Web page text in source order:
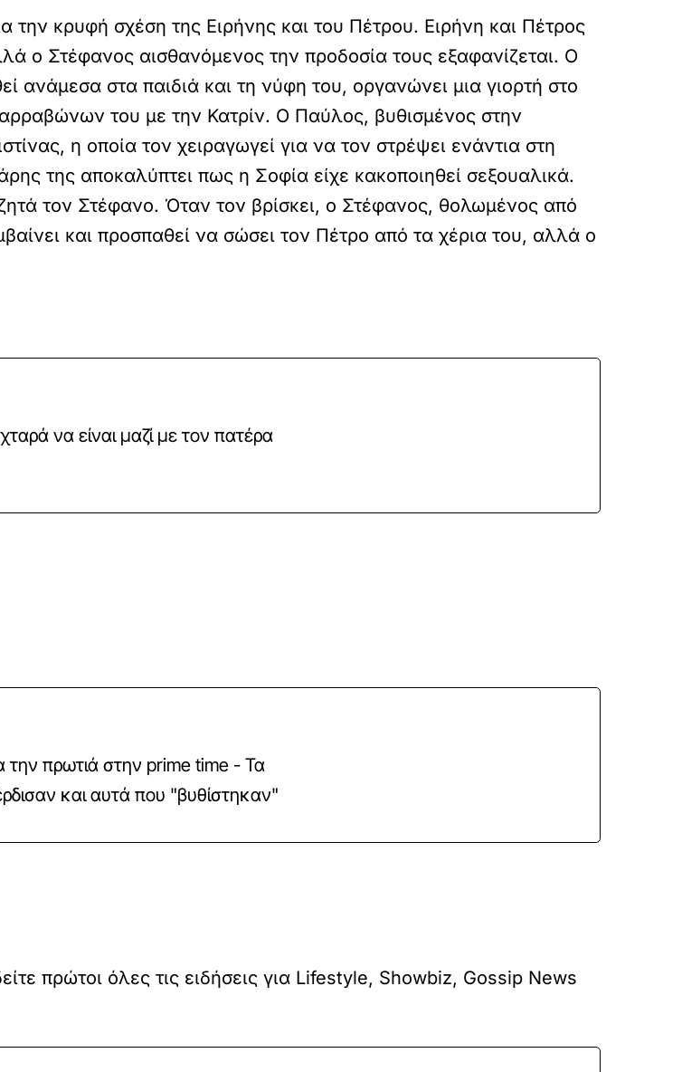
κρυφή σχέση της Ειρήνης και του Πέτρου. Ειρήνη και Πέτρος
ο Στέφανος αισθανόμενος την προδοσία τους εξαφανίζεται. Ο
ανάμεσα στα παιδιά και τη νύφη του, οργανώνει μια γιορτή στο
αρραβώνων του με την Κατρίν. Ο Παύλος, βυθισμένος στην
η οποία τον χειραγωγεί για να τον στρέψει ενάντια στη
της αποκαλύπτει πως η Σοφία είχε κακοποιηθεί σεξουαλικά.
τον Στέφανο. Όταν τον βρίσκει, ο Στέφανος, θολωμένος από
και προσπαθεί να σώσει τον Πέτρο από τα χέρια του, αλλά ο
να είναι μαζί με τον πατέρα
την πρωτιά στην prime time - Τα
και αυτά που "βυθίστηκαν"
πρώτοι όλες τις ειδήσεις για Lifestyle, Showbiz, Gossip News